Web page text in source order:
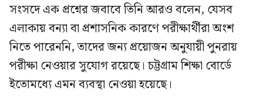
সংসদে এক প্রশ্নের জবাবে তিনি আরও বলেন, যেসব
এলাকায় বন্যা বা প্রশাসনিক কারণে পরীক্ষার্থীরা অংশ
নিতে পারেননি, তাদের জন্য প্রয়োজন অনুযায়ী পুনরায়
পরীক্ষা নেওয়ার সুযোগ রয়েছে। চট্টগ্রাম শিক্ষা বোর্ডে
ইতোমধ্যে এমন ব্যবস্থা নেওয়া হয়েছে।